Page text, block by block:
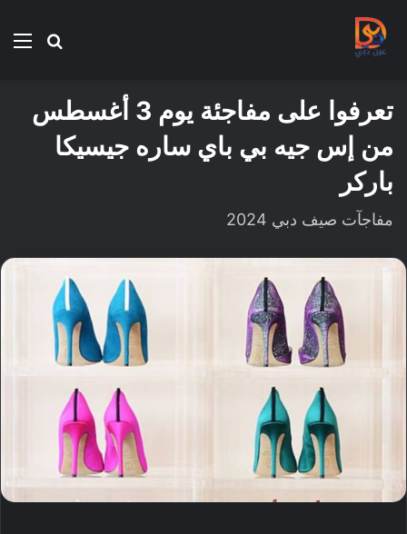
بحث
تعرفوا على مفاجئة يوم 3 أغسطس
من إس جيه بي باي ساره جيسيكا
باركر
مفاجآت صيف دبي 2024